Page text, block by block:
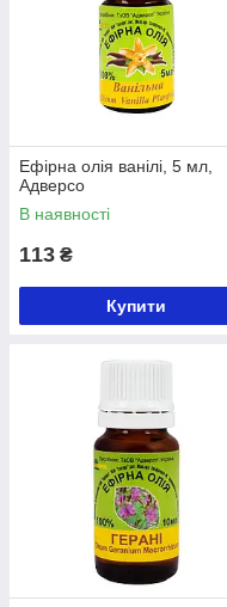
Ефірна олія ванілі, 5 мл,
Адверсо
В наявності
113 ₴
Купити